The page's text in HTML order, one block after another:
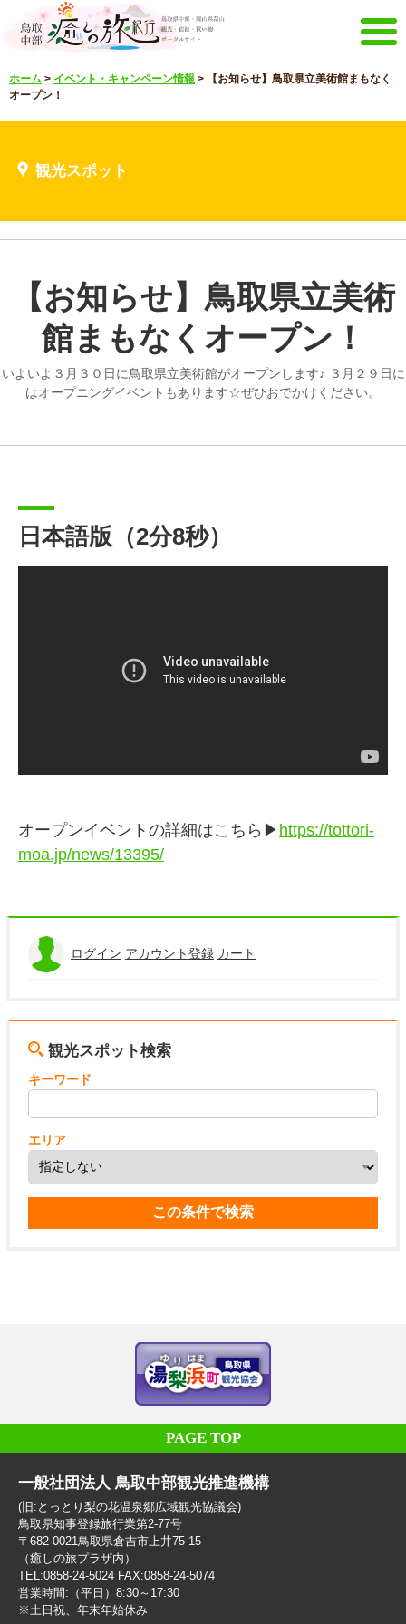
ホーム イベントキャンペーン
宿泊・体験メニュー 観光スポット
見どころ映像
メルマガ&パンフレット
その他のメニュー
鳥取中部観光推進機構 お問い合わせ
リンク 著作権表記
ホーム > イベント・キャンペーン情報 >
【お知らせ】鳥取県立美術館まもなく
オープン！
観光スポット
【お知らせ】鳥取県立美術
館まもなくオープン！
いよいよ３月３０日に鳥取県立美術館がオープンします♪ ３月２９日に
はオープニングイベントもあります☆ぜひおでかけください。
日本語版（2分8秒）
オープンイベントの詳細はこちら▶ https://tottori-
moa.jp/news/13395/
ログイン アカウント登録 カート
観光スポット検索
キーワード
エリア
PAGE TOP
一般社団法人 鳥取中部観光推進機構
(旧:とっとり梨の花温泉郷広域観光協議会)
鳥取県知事登録旅行業第2-77号
〒682-0021鳥取県倉吉市上井75-15
（癒しの旅プラザ内）
TEL:0858-24-5024 FAX:0858-24-5074
営業時間:（平日）8:30～17:30
※土日祝、年末年始休み